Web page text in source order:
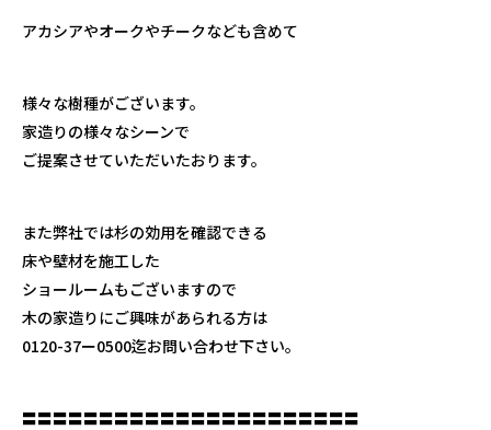
アカシアやオークやチークなども含めて
様々な樹種がございます。
家造りの様々なシーンで
ご提案させていただいたおります。
また弊社では杉の効用を確認できる
床や壁材を施工した
ショールームもございますので
木の家造りにご興味があられる方は
0120-37ー0500迄お問い合わせ下さい。
〓〓〓〓〓〓〓〓〓〓〓〓〓〓〓〓〓〓〓〓〓〓